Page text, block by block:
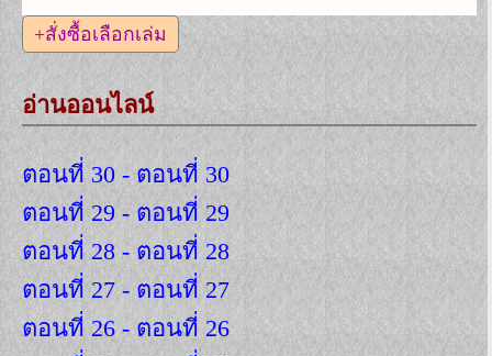
+สั่งซื้อเลือกเล่ม
อ่านออนไลน์
ตอนที่ 30 - ตอนที่ 30
ตอนที่ 29 - ตอนที่ 29
ตอนที่ 28 - ตอนที่ 28
ตอนที่ 27 - ตอนที่ 27
ตอนที่ 26 - ตอนที่ 26